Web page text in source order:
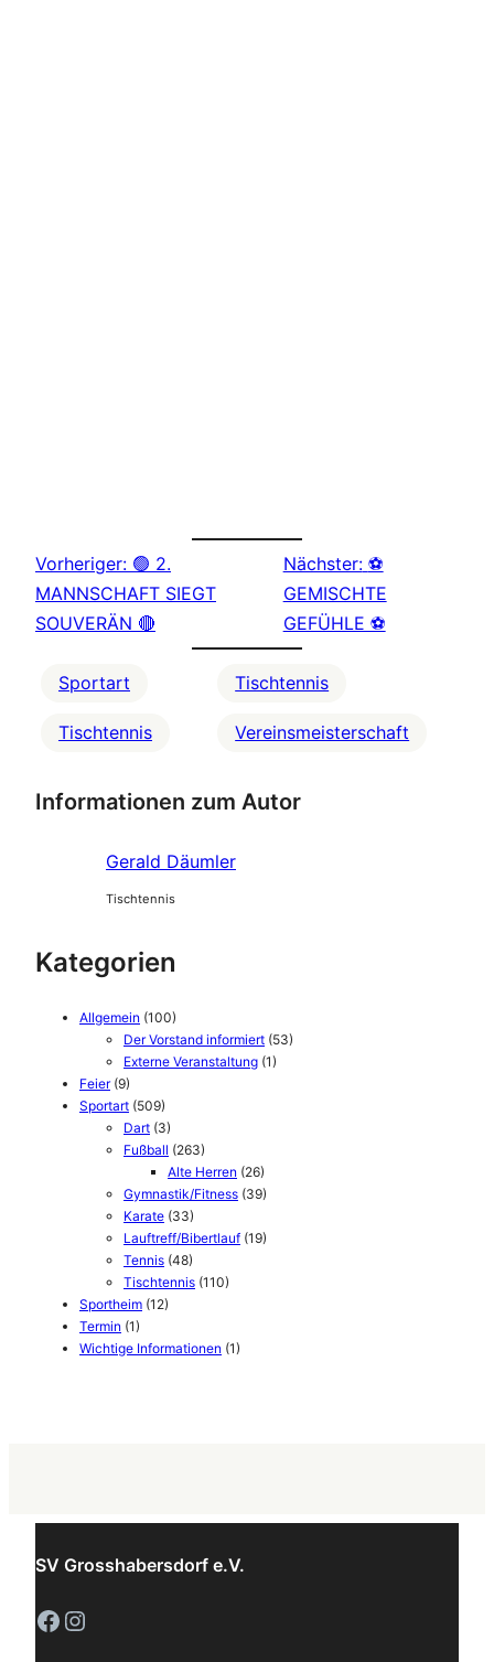
Vorheriger: 🟢 2.
MANNSCHAFT SIEGT
SOUVERÄN 🔴
Nächster: ⚽
GEMISCHTE
GEFÜHLE ⚽
Sportart
Tischtennis
Tischtennis
Vereinsmeisterschaft
Informationen zum Autor
Gerald Däumler
Tischtennis
Kategorien
Allgemein (100)
Der Vorstand informiert (53)
Externe Veranstaltung (1)
Feier(9)
Sportart (509)
Dart (3)
Fußball (263)
Alte Herren (26)
Gymnastik/Fitness (39)
Karate (33)
Lauftreff/Bibertlauf (19)
Tennis (48)
Tischtennis (110)
Sportheim (12)
Termin (1)
Wichtige Informationen (1)
SV Grosshabersdorf e.V.
Facebook Instagram